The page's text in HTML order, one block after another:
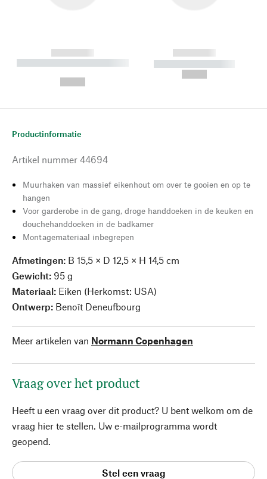
------------
----------- ----------- --------
------------
----------- -----------
Productinformatie
Artikel nummer 44694
Muurhaken van massief eikenhout om over te gooien en op te
hangen
Voor garderobe in de gang, droge handdoeken in de keuken en
douchehanddoeken in de badkamer
Montagemateriaal inbegrepen
Afmetingen: B 15,5 × D 12,5 × H 14,5 cm
Gewicht: 95 g
Materiaal: Eiken (Herkomst: USA)
Ontwerp: Benoît Deneufbourg
Meer artikelen van Normann Copenhagen
Vraag over het product
Heeft u een vraag over dit product? U bent welkom om de
vraag hier te stellen. Uw e-mailprogramma wordt
geopend.
Stel een vraag